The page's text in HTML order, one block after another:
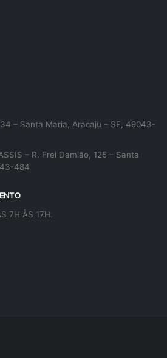
– Santa Maria, Aracaju – SE, 49043-
– R. Frei Damião, 125 – Santa
484
7H ÀS 17H.